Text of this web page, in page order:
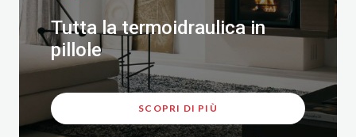
Tutta la termoidraulica in
pillole
SCOPRI DI PIÙ